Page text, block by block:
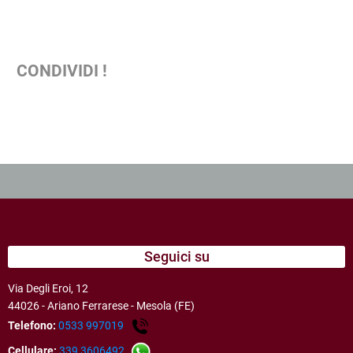
CONDIVIDI !
Seguici su
Via Degli Eroi, 12
44026 - Ariano Ferrarese - Mesola (FE)
Telefono: 0533 997019